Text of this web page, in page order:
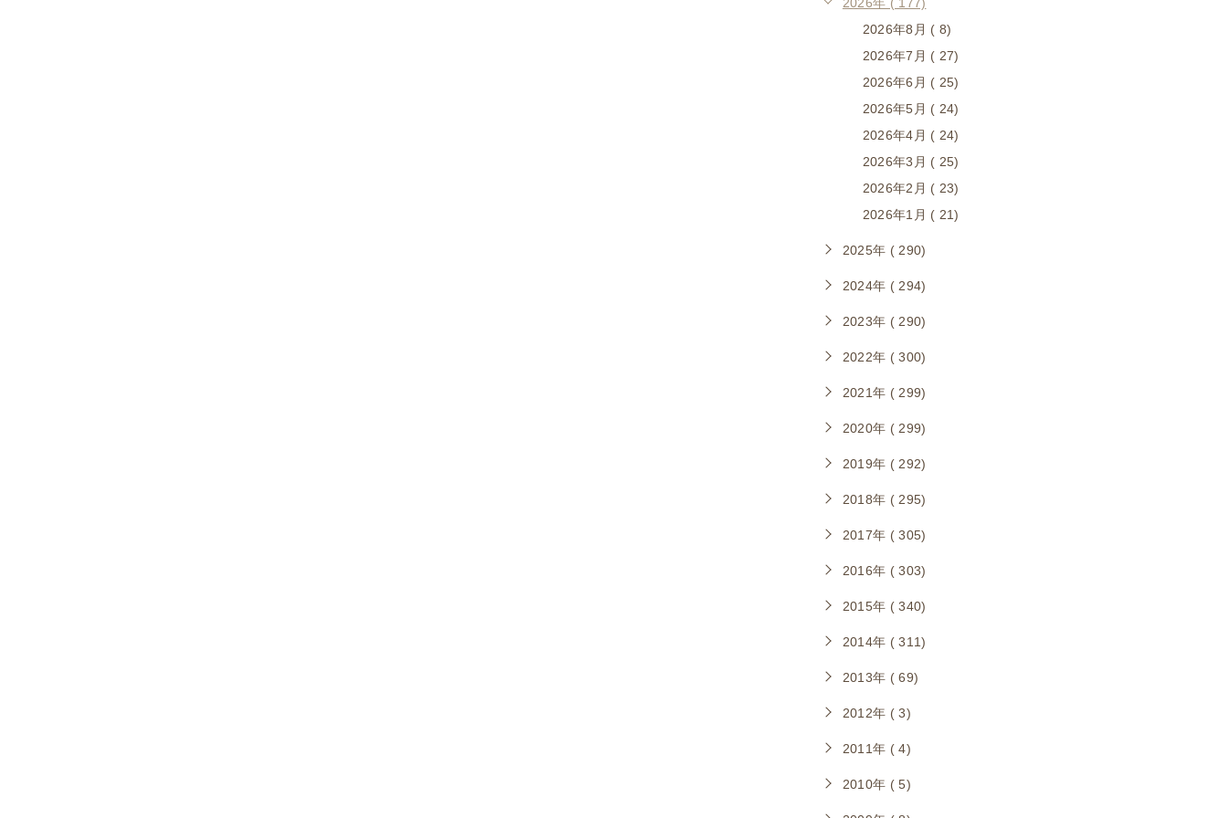
2026年8月 ( 8)
2026年7月 ( 27)
2026年6月 ( 25)
2026年5月 ( 24)
2026年4月 ( 24)
2026年3月 ( 25)
2026年2月 ( 23)
2026年1月 ( 21)
2025年 ( 290)
2024年 ( 294)
2023年 ( 290)
2022年 ( 300)
2021年 ( 299)
2020年 ( 299)
2019年 ( 292)
2018年 ( 295)
2017年 ( 305)
2016年 ( 303)
2015年 ( 340)
2014年 ( 311)
2013年 ( 69)
2012年 ( 3)
2011年 ( 4)
2010年 ( 5)